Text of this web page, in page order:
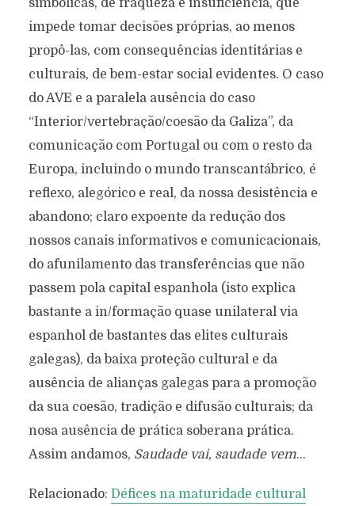
impede tomar decisões próprias, ao menos
propô-las, com consequências identitárias e
culturais, de bem-estar social evidentes. O caso
do AVE e a paralela ausência do caso
“Interior/vertebração/coesão da Galiza”, da
comunicação com Portugal ou com o resto da
Europa, incluindo o mundo transcantábrico, é
reflexo, alegórico e real, da nossa desistência e
abandono; claro expoente da redução dos
nossos canais informativos e comunicacionais,
do afunilamento das transferências que não
passem pola capital espanhola (isto explica
bastante a in/formação quase unilateral via
espanhol de bastantes das elites culturais
galegas), da baixa proteção cultural e da
ausência de alianças galegas para a promoção
da sua coesão, tradição e difusão culturais; da
nosa ausência de prática soberana prática.
Assim andamos, Saudade vai, saudade vem…
Relacionado: Défices na maturidade cultural